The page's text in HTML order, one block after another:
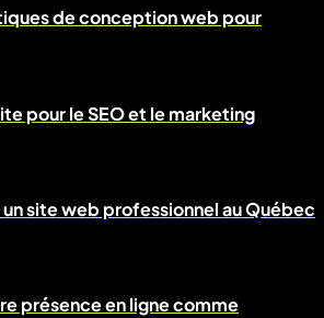
de conception web pour
pour le SEO et le marketing
site web professionnel au Québec
présence en ligne comme